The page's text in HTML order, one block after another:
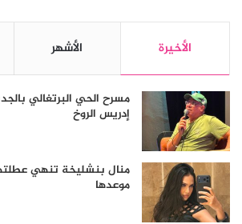
الأخيرة الأشهر
مسرح الحي البرتغالي
إدريس الروخ
منال بنشليخة تنهي
موعدها